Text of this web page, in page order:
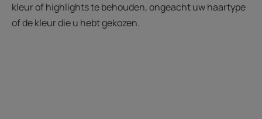
kleur of highlights te behouden, ongeacht uw haartype
of de kleur die u hebt gekozen.